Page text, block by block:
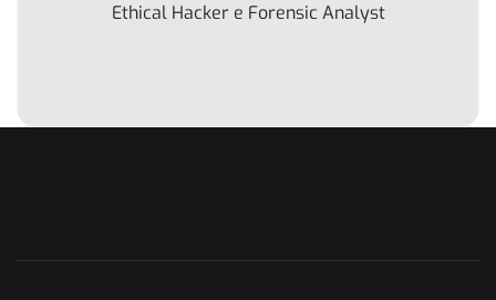
Ethical Hacker e Forensic Analyst